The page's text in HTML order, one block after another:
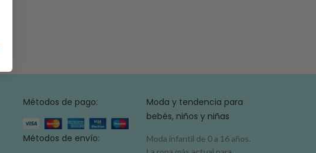
Métodos de pago:
Métodos de envío:
Moda y tendencia para
bebés, niños y niñas
Moda infantil de 0 a 16 años.